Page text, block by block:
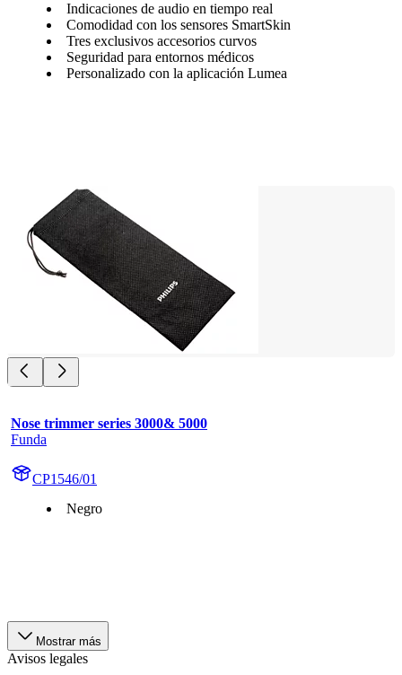
Indicaciones de audio en tiempo real
Comodidad con los sensores SmartSkin
Tres exclusivos accesorios curvos
Seguridad para entornos médicos
Personalizado con la aplicación Lumea
Nose trimmer series 3000& 5000
Funda
CP1546/01
Negro
Mostrar más
Avisos legales